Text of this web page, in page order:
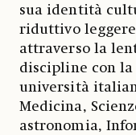
sua identità
riduttivo
attraverso la
discipline con
università
Medicina,
astronomia,